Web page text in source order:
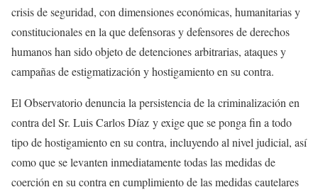
crisis de seguridad, con dimensiones económicas, humanitarias y
constitucionales en la que defensoras y defensores de derechos
humanos han sido objeto de detenciones arbitrarias, ataques y
campañas de estigmatización y hostigamiento en su contra.
El Observatorio denuncia la persistencia de la criminalización en
contra del Sr. Luis Carlos Díaz y exige que se ponga fin a todo
tipo de hostigamiento en su contra, incluyendo al nivel judicial, así
como que se levanten inmediatamente todas las medidas de
coerción en su contra en cumplimiento de las medidas cautelares